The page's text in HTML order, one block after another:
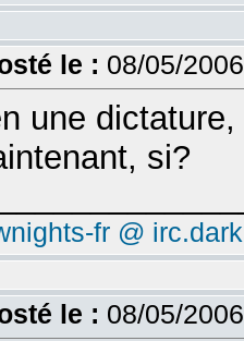
le : 08/05/
une
si?
fr @
le : 08/05/